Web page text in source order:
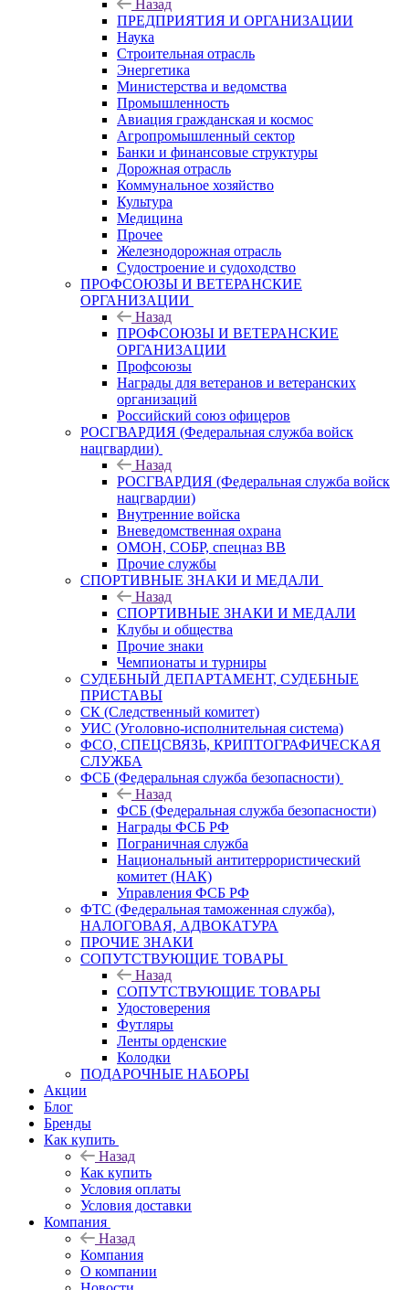
Назад
ПРЕДПРИЯТИЯ И ОРГАНИЗАЦИИ
Наука
Строительная отрасль
Энергетика
Министерства и ведомства
Промышленность
Авиация гражданская и космос
Агропромышленный сектор
Банки и финансовые структуры
Дорожная отрасль
Коммунальное хозяйство
Культура
Медицина
Прочее
Железнодорожная отрасль
Судостроение и судоходство
ПРОФСОЮЗЫ И ВЕТЕРАНСКИЕ
ОРГАНИЗАЦИИ
Назад
ПРОФСОЮЗЫ И ВЕТЕРАНСКИЕ
ОРГАНИЗАЦИИ
Профсоюзы
Награды для ветеранов и ветеранских
организаций
Российский союз офицеров
РОСГВАРДИЯ (Федеральная служба войск
нацгвардии)
Назад
РОСГВАРДИЯ (Федеральная служба войск
нацгвардии)
Внутренние войска
Вневедомственная охрана
ОМОН, СОБР, спецназ ВВ
Прочие службы
СПОРТИВНЫЕ ЗНАКИ И МЕДАЛИ
Назад
СПОРТИВНЫЕ ЗНАКИ И МЕДАЛИ
Клубы и общества
Прочие знаки
Чемпионаты и турниры
СУДЕБНЫЙ ДЕПАРТАМЕНТ, СУДЕБНЫЕ
ПРИСТАВЫ
СК (Следственный комитет)
УИС (Уголовно-исполнительная система)
ФСО, СПЕЦСВЯЗЬ, КРИПТОГРАФИЧЕСКАЯ
СЛУЖБА
ФСБ (Федеральная служба безопасности)
Назад
ФСБ (Федеральная служба безопасности)
Награды ФСБ РФ
Пограничная служба
Национальный антитеррористический
комитет (НАК)
Управления ФСБ РФ
ФТС (Федеральная таможенная служба),
НАЛОГОВАЯ, АДВОКАТУРА
ПРОЧИЕ ЗНАКИ
СОПУТСТВУЮЩИЕ ТОВАРЫ
Назад
СОПУТСТВУЮЩИЕ ТОВАРЫ
Удостоверения
Футляры
Ленты орденские
Колодки
ПОДАРОЧНЫЕ НАБОРЫ
Акции
Блог
Бренды
Как купить
Назад
Как купить
Условия оплаты
Условия доставки
Компания
Назад
Компания
О компании